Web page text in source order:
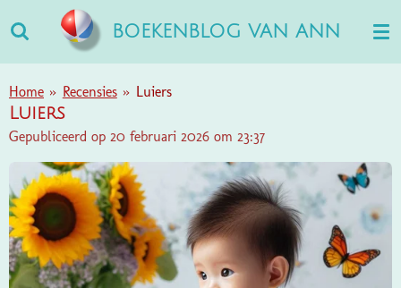
direct
naar
de
hoofdinhoud
BOEKENBLOG VAN ANN
Home » Recensies » Luiers
Luiers
Gepubliceerd op 20 februari 2026 om 23:37